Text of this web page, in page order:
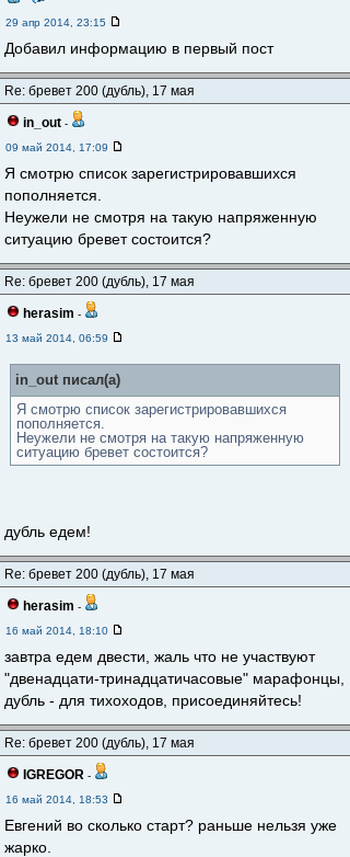
29 апр 2014, 23:15
Добавил информацию в первый пост
Re: бревет 200 (дубль), 17 мая
in_out -
09 май 2014, 17:09
Я смотрю список зарегистрировавшихся
пополняется.
Неужели не смотря на такую напряженную
ситуацию бревет состоится?
Re: бревет 200 (дубль), 17 мая
herasim -
13 май 2014, 06:59
in_out писал(а)
Я смотрю список зарегистрировавшихся
пополняется.
Неужели не смотря на такую напряженную
ситуацию бревет состоится?
дубль едем!
Re: бревет 200 (дубль), 17 мая
herasim -
16 май 2014, 18:10
завтра едем двести, жаль что не участвуют
"двенадцати-тринадцатичасовые" марафонцы,
дубль - для тихоходов, присоединяйтесь!
Re: бревет 200 (дубль), 17 мая
IGREGOR -
16 май 2014, 18:53
Евгений во сколько старт? раньше нельзя уже
жарко.